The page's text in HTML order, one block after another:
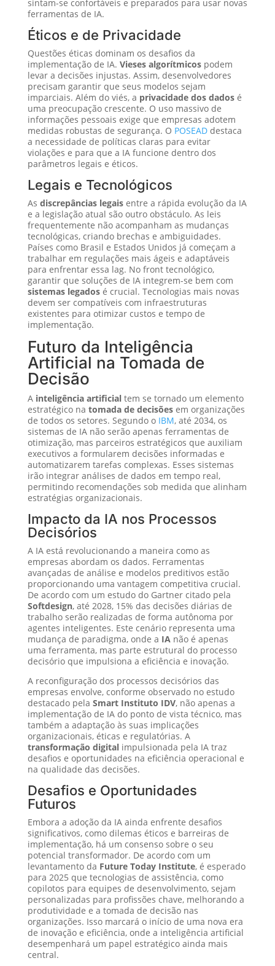
sintam-se confortáveis e preparados para usar novas
ferramentas de IA.
Éticos e de Privacidade
Questões éticas dominam os desafios da
implementação de IA. Vieses algorítmicospodem
levar a decisões injustas. Assim, desenvolvedores
precisam garantir que seus modelos sejam
imparciais. Além do viés, a privacidade dos dadosé
uma preocupação crescente. O uso massivo de
informações pessoais exige que empresas adotem
medidas robustas de segurança. O POSEADdestaca
a necessidade de políticas claras para evitar
violações e para que a IA funcione dentro dos
parâmetros legais e éticos.
Legais e Tecnológicos
As discrepâncias legaisentre a rápida evolução da IA
e a legislação atual são outro obstáculo. As leis
frequentemente não acompanham as mudanças
tecnológicas, criando brechas e ambiguidades.
Países como Brasil e Estados Unidos já começam a
trabalhar em regulações mais ágeis e adaptáveis
para enfrentar essa lag. No front tecnológico,
garantir que soluções de IA integrem-se bem com
sistemas legadosé crucial. Tecnologias mais novas
devem ser compatíveis com infraestruturas
existentes para otimizar custos e tempo de
implementação.
Futuro da Inteligência
Artificial na Tomada de
Decisão
A inteligência artificialtem se tornado um elemento
estratégico na tomada de decisõesem organizações
de todos os setores. Segundo o IBM, até 2034, os
sistemas de IA não serão apenas ferramentas de
otimização, mas parceiros estratégicos que auxiliam
executivos a formularem decisões informadas e
automatizarem tarefas complexas. Esses sistemas
irão integrar análises de dados em tempo real,
permitindo recomendações sob medida que alinham
estratégias organizacionais.
Impacto da IA nos Processos
Decisórios
A IA está revolucionando a maneira como as
empresas abordam os dados. Ferramentas
avançadas de análise e modelos preditivos estão
proporcionando uma vantagem competitiva crucial.
De acordo com um estudo do Gartner citado pela
Softdesign, até 2028, 15% das decisões diárias de
trabalho serão realizadas de forma autônoma por
agentes inteligentes. Este cenário representa uma
mudança de paradigma, onde a IAnão é apenas
uma ferramenta, mas parte estrutural do processo
decisório que impulsiona a eficiência e inovação.
A reconfiguração dos processos decisórios das
empresas envolve, conforme observado no estudo
destacado pela Smart Instituto IDV, não apenas a
implementação de IA do ponto de vista técnico, mas
também a adaptação às suas implicações
organizacionais, éticas e regulatórias. A
transformação digitalimpulsionada pela IA traz
desafios e oportunidades na eficiência operacional e
na qualidade das decisões.
Desafios e Oportunidades
Futuros
Embora a adoção da IA ainda enfrente desafios
significativos, como dilemas éticos e barreiras de
implementação, há um consenso sobre o seu
potencial transformador. De acordo com um
levantamento da Future Today Institute, é esperado
para 2025 que tecnologias de assistência, como
copilotos para equipes de desenvolvimento, sejam
personalizadas para profissões chave, melhorando a
produtividade e a tomada de decisão nas
organizações. Isso marcará o início de uma nova era
de inovação e eficiência, onde a inteligência artificial
desempenhará um papel estratégico ainda mais
central.